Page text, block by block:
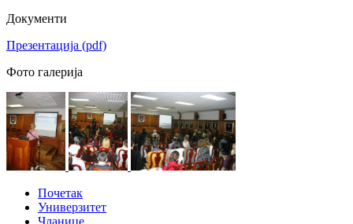
Документи
Презентација (pdf)
Фото галерија
Почетак
Универзитет
Чланице